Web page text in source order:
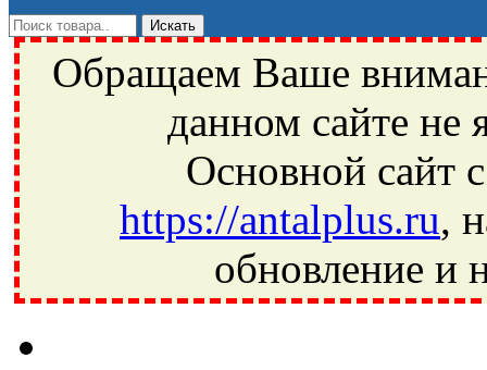
Обращаем Ваше
данном сайте не
Основной сайт
https://antalplus.ru,
обновление и
Ивантеевка, подшипники, пневматика, метизы, техника,